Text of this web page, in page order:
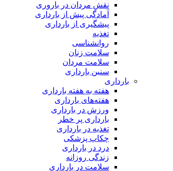
نقش مردان در باروری
آمادگی پیش از بارداری
پیشگیری از بارداری
تغذیه
روانشناسی
سلامت زنان
سلامت مردان
سنین بارداری
بارداری
هفته‌ به هفته بارداری
هفته‌های بارداری
ورزش در بارداری
بارداری پر خطر
تغذیه در بارداری
چکاپ پزشکی
درد در بارداری
زندگی روزانه
سلامت در بارداری